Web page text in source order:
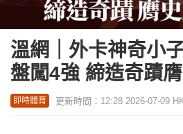
溫網｜外卡神奇小
盤闖4強 締造奇蹟
即時體育 更新時間：12:28 2026-07-09